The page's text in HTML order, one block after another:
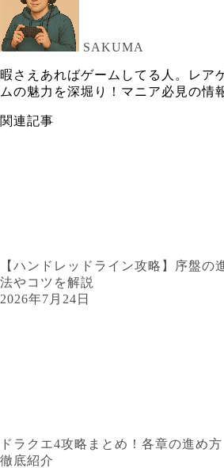
SAKUMA
暇さえあればゲームしてる人。レア
ムの魅力を深堀り！マニア必見の情
関連記事
【ハンドレッドライン攻略】序盤の
法やコツを解説
2026年7月24日
ドラクエ4攻略まとめ！各章の進め
徹底紹介